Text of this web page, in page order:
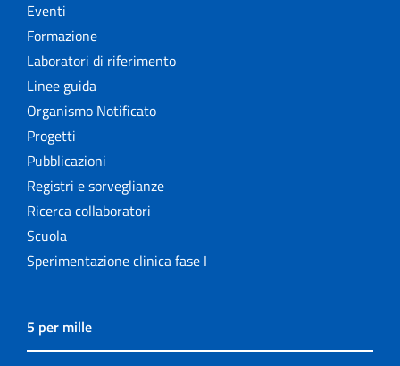
Eventi
Formazione
Laboratori di riferimento
Linee guida
Organismo Notificato
Progetti
Pubblicazioni
Registri e sorveglianze
Ricerca collaboratori
Scuola
Sperimentazione clinica fase I
5 per mille